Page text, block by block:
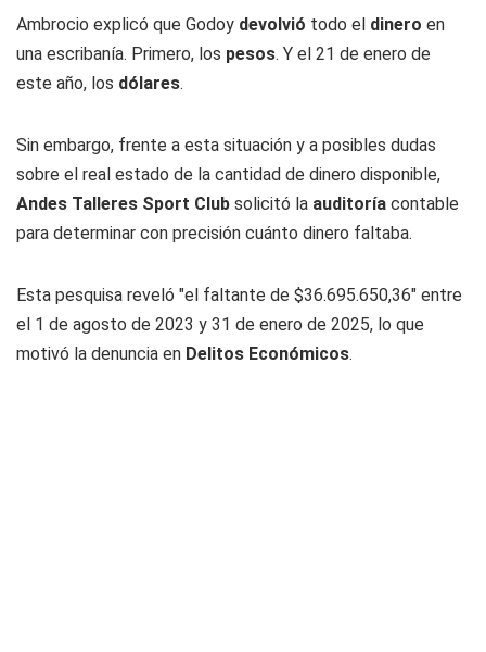
Ambrocio explicó que Godoy devolvió todo el dinero en
una escribanía. Primero, los pesos. Y el 21 de enero de
este año, los dólares.
Sin embargo, frente a esta situación y a posibles dudas
sobre el real estado de la cantidad de dinero disponible,
Andes Talleres Sport Club solicitó la auditoría contable
para determinar con precisión cuánto dinero faltaba.
Esta pesquisa reveló "el faltante de $36.695.650,36" entre
el 1 de agosto de 2023 y 31 de enero de 2025, lo que
motivó la denuncia en Delitos Económicos.